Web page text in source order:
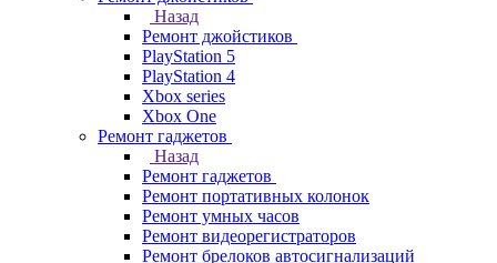
Назад
Ремонт джойстиков
PlayStation 5
PlayStation 4
Xbox series
Xbox One
Ремонт гаджетов
Назад
Ремонт гаджетов
Ремонт портативных колонок
Ремонт умных часов
Ремонт видеорегистраторов
Ремонт брелоков автосигнализаций